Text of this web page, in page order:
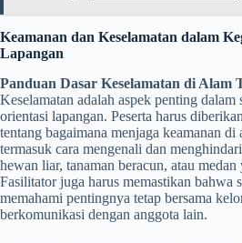
Keamanan dan Keselamatan dalam
Lapangan
Panduan Dasar Keselamatan di Alam
Keselamatan adalah aspek penting dalam
orientasi lapangan. Peserta harus
tentang bagaimana menjaga keamanan di
termasuk cara mengenali dan
hewan liar, tanaman beracun, atau medan
Fasilitator juga harus memastikan bahwa
memahami pentingnya tetap bersama
berkomunikasi dengan anggota lain.